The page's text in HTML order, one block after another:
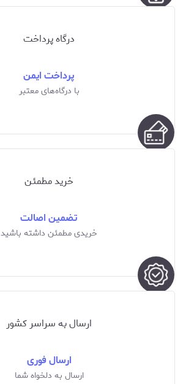
درگاه پرداخت
پرداخت ایمن
با درگاه‌های معتبر
خرید مطمئن
تضمین اصالت
خریدی مطمئن داشته باشید
ارسال به سراسر کشور
ارسال فوری
ارسال به دلخواه شما